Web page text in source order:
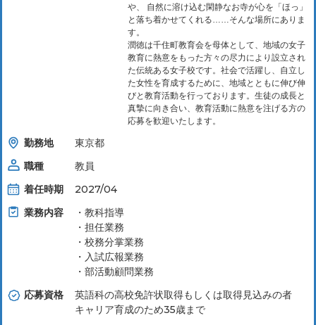
や、 自然に溶け込む閑静なお寺が心を「ほっ」
と落ち着かせてくれる……そんな場所にありま
す。
潤徳は千住町教育会を母体として、地域の女子
教育に熱意をもった方々の尽力により設立され
た伝統ある女子校です。社会で活躍し、自立し
た女性を育成するために、地域とともに伸び伸
びと教育活動を行っております。生徒の成長と
真摯に向き合い、教育活動に熱意を注げる方の
応募を歓迎いたします。
勤務地
東京都
職種
教員
着任時期
2027/04
業務内容
・教科指導
・担任業務
・校務分掌業務
・入試広報業務
・部活動顧問業務
応募資格
英語科の高校免許状取得もしくは取得見込みの者
キャリア育成のため35歳まで